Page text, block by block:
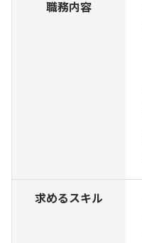
職務内容
求めるスキル